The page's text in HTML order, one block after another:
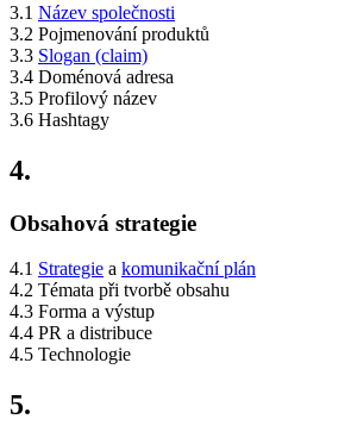
3.1 Název společnosti
3.2 Pojmenování produktů
3.3 Slogan (claim)
3.4 Doménová adresa
3.5 Profilový název
3.6 Hashtagy
4.
Obsahová strategie
4.1 Strategie a komunikační plán
4.2 Témata při tvorbě obsahu
4.3 Forma a výstup
4.4 PR a distribuce
4.5 Technologie
5.